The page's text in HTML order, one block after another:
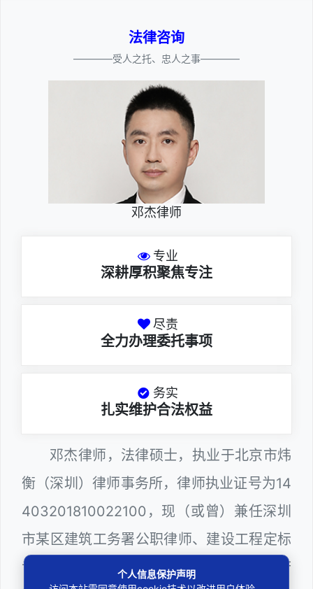
法律咨询
————受人之托、忠人之事————
邓杰律师
专业
深耕厚积聚焦专注
尽责
全力办理委托事项
务实
扎实维护合法权益
邓杰律师，法律硕士，执业于北京市炜
衡（深圳）律师事务所，律师执业证号为14
403201810022100，现（或曾）兼任深圳
市某区建筑工务署公职律师、建设工程定标
专家、深圳市人民政府听证员、深圳市政府
个人信息保护声明